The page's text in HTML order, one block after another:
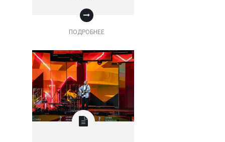
ПОДРОБНЕЕ